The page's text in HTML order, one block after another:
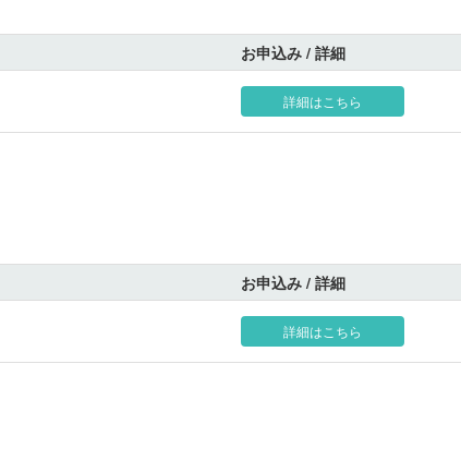
お申込み / 詳細
詳細はこちら
お申込み / 詳細
詳細はこちら